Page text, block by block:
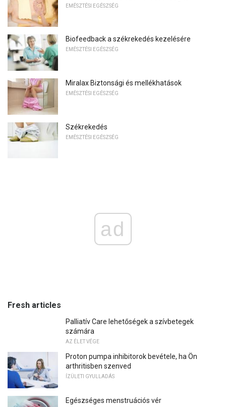
EMÉSZTÉSI EGÉSZSÉG
Biofeedback a székrekedés kezelésére
EMÉSZTÉSI EGÉSZSÉG
Miralax Biztonsági és mellékhatások
EMÉSZTÉSI EGÉSZSÉG
Székrekedés
EMÉSZTÉSI EGÉSZSÉG
ad
Fresh articles
Palliatív Care lehetőségek a szívbetegek
számára
AZ ÉLET VÉGE
Proton pumpa inhibitorok bevétele, ha Ön
arthritisben szenved
ÍZÜLETI GYULLADÁS
Egészséges menstruációs vér